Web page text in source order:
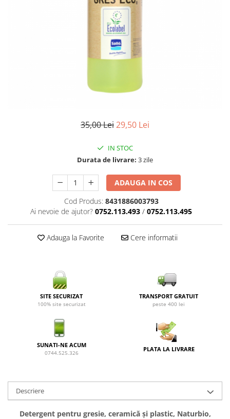
35,00 Lei29,50 Lei
IN STOC
Durata de livrare: 3 zile
ADAUGA IN COS
Cod Produs: 8431886003793
Ai nevoie de ajutor? 0752.113.493 / 0752.113.495
Adauga la Favorite Cere informatii
SITE SECURIZAT
100% site securizat
TRANSPORT GRATUIT
peste 400 lei
SUNATI-NE ACUM
0744.525.326
PLATA LA LIVRARE
Descriere
Detergent pentru gresie, ceramică și plastic, Naturbio,